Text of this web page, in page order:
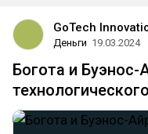
GoTech
Деньги 19.03.2024
Богота и